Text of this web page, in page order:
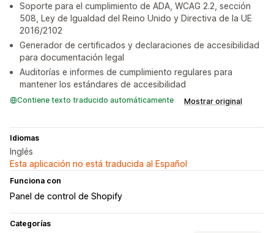
Soporte para el cumplimiento de ADA, WCAG 2.2, sección
508, Ley de Igualdad del Reino Unido y Directiva de la UE
2016/2102
Generador de certificados y declaraciones de accesibilidad
para documentación legal
Auditorías e informes de cumplimiento regulares para
mantener los estándares de accesibilidad
Contiene texto traducido automáticamente Mostrar original
Idiomas
Inglés
Esta aplicación no está traducida al Español
Funciona con
Panel de control de Shopify
Categorías